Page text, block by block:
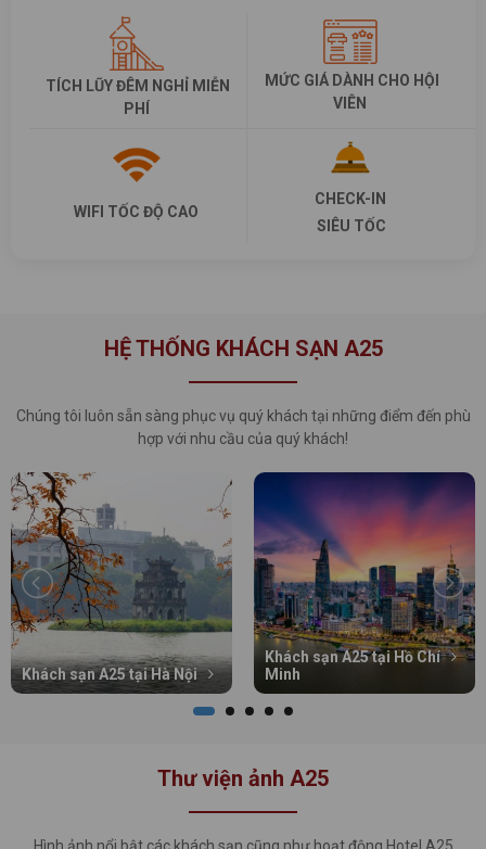
TÍCH LŨY ĐÊM NGHỈ MIỄN
PHÍ
MỨC GIÁ DÀNH CHO HỘI
VIÊN
WIFI TỐC ĐỘ CAO
CHECK-IN
SIÊU TỐC
HỆ THỐNG KHÁCH SẠN A25
Chúng tôi luôn sẵn sàng phục vụ quý khách tại những điểm đến phù
hợp với nhu cầu của quý khách!
Khách sạn A25 tại Hà Nội
Khách sạn A25 tại Hồ Chí
Minh
Thư viện ảnh A25